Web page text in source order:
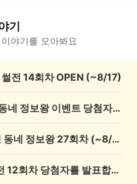
기
이야기를 모아봐요
전 14회차 OPEN (~8/17)
💰[당첨자 발표] 26회차 우리 동네 정보왕 이벤트 당첨자를 발표합니다!
💸 전원 2,000캐시 지급! 우리 동네 정보왕 27회차 (~8/10)
💰[당첨자 발표] 우리 동네 썰전 12회차 당첨자를 발표합니다!